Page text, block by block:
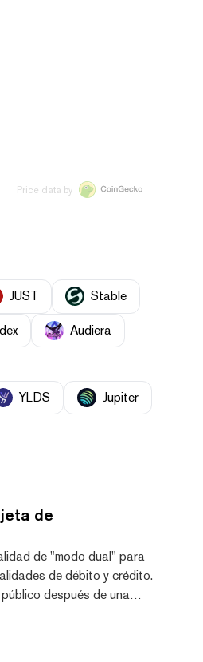
Price data by
JUST ​​Stable
Audiera
YLDS Jupiter
de
de "modo dual" para
de débito y crédito.
después de una
para ciudadanos y